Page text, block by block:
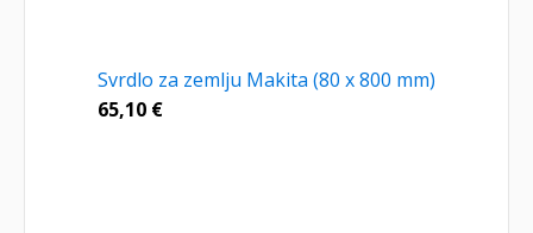
Svrdlo za zemlju Makita (80 x 800 mm)
65,10 €